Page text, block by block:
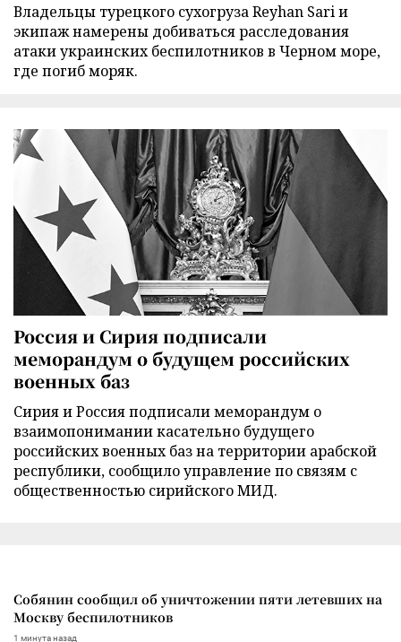
Владельцы турецкого сухогруза Reyhan Sari и
экипаж намерены добиваться расследования
атаки украинских беспилотников в Черном море,
где погиб моряк.
Россия и Сирия подписали
меморандум о будущем российских
военных баз
Сирия и Россия подписали меморандум о
взаимопонимании касательно будущего
российских военных баз на территории арабской
республики, сообщило управление по связям с
общественностью сирийского МИД.
Собянин сообщил об уничтожении пяти летевших на
Москву беспилотников
1 минута назад